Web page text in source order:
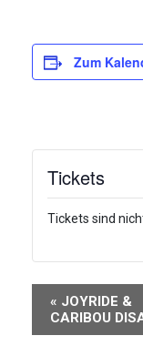
Zum
Tickets
Tickets sind
Navigation
« JOYRIDE &
CARIBOU